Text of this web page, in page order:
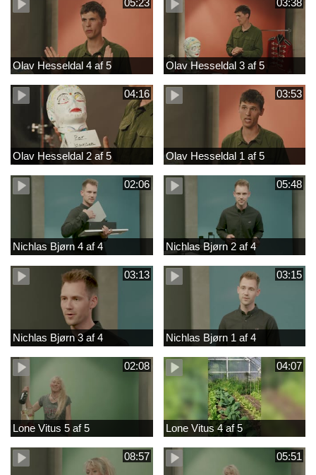
05:23
Olav Hesseldal 4 af 5
03:38
Olav Hesseldal 3 af 5
04:16
Olav Hesseldal 2 af 5
03:53
Olav Hesseldal 1 af 5
02:06
Nichlas Bjørn 4 af 4
05:48
Nichlas Bjørn 2 af 4
03:13
Nichlas Bjørn 3 af 4
03:15
Nichlas Bjørn 1 af 4
02:08
Lone Vitus 5 af 5
04:07
Lone Vitus 4 af 5
08:57 05:51